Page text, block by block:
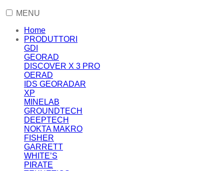
MENU
Home
PRODUTTORI
GDI
GEORAD
DISCOVER X 3 PRO
OERAD
IDS GEORADAR
XP
MINELAB
GROUNDTECH
DEEPTECH
NOKTA MAKRO
FISHER
GARRETT
WHITE’S
PIRATE